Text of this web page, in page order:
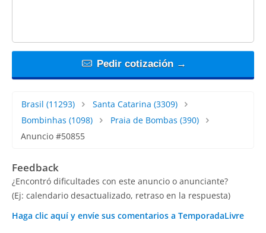
Pedir cotización →
Brasil (11293) Santa Catarina (3309)
Bombinhas (1098) Praia de Bombas (390)
Anuncio #50855
Feedback
¿Encontró dificultades con este anuncio o anunciante?
(Ej: calendario desactualizado, retraso en la respuesta)
Haga clic aquí y envíe sus comentarios a TemporadaLivre